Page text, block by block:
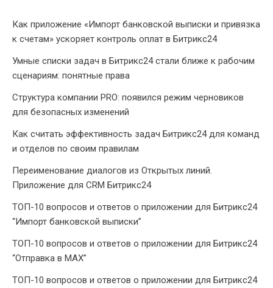
Как приложение «Импорт банковской выписки и привязка
к счетам» ускоряет контроль оплат в Битрикс24
Умные списки задач в Битрикс24 стали ближе к рабочим
сценариям: понятные права
Структура компании PRO: появился режим черновиков
для безопасных изменений
Как считать эффективность задач Битрикс24 для команд
и отделов по своим правилам
Переименование диалогов из Открытых линий.
Приложение для CRM Битрикс24
ТОП-10 вопросов и ответов о приложении для Битрикс24
“Импорт банковской выписки”
ТОП-10 вопросов и ответов о приложении для Битрикс24
“Отправка в МАХ”
ТОП-10 вопросов и ответов о приложении для Битрикс24